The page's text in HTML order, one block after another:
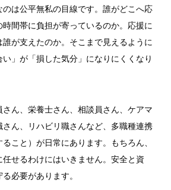
のは公平無私の目線です。誰がどこへ応
間帯に負担が寄っているのか。応援に
が支えたのか。そこまで見えるように
い」が「損した気分」になりにくくなり
ん、栄養士さん、相談員さん、ケアマ
ん、リハビリ職さんなど、多職種連携
ること）が日常にあります。もちろん、
せるわけにはいきません。安全と資
必要があります。